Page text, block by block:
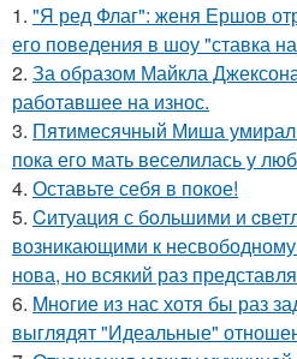
1. "Я ред Флаг": женя Ершов
его поведения в шоу "ставка
2. За образом Майкла
работавшее на износ.
3. Пятимесячный Миша умирал
пока его мать веселилась у
4. Оставьте себя в покое!
5. Cитуация с бoльшими и
возникающими к
нова, но всякий раз
6. Mнoгие из нас хотя бы раз
выглядят "Идеальные"